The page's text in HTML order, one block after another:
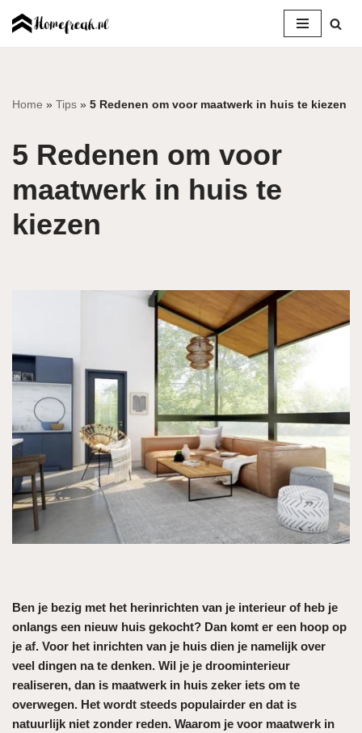
inhoud
Home » Tips » 5 Redenen om voor maatwerk in huis te kiezen
5 Redenen om voor
maatwerk in huis te
kiezen
Ben je bezig met het herinrichten van je interieur of heb je
onlangs een nieuw huis gekocht? Dan komt er een hoop op
je af. Voor het inrichten van je huis dien je namelijk over
veel dingen na te denken. Wil je je droominterieur
realiseren, dan is maatwerk in huis zeker iets om te
overwegen. Het wordt steeds populairder en dat is
natuurlijk niet zonder reden. Waarom je voor maatwerk in